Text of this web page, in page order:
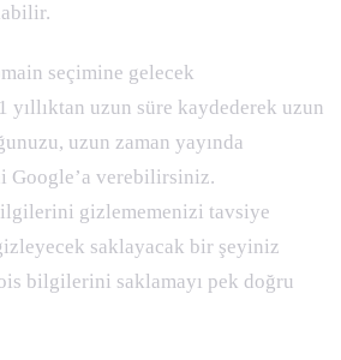
seçimine gelecek
yıllıktan uzun süre kaydederek uzun
uzun zaman yayında
Google’a verebilirsiniz.
gizlememenizi tavsiye
saklayacak bir şeyiniz
bilgilerini saklamayı pek doğru